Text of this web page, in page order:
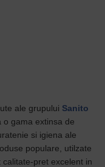
ale grupului Sanito
o gama extinsa de
si igiena ale
populare, utilzate
pret excelent in